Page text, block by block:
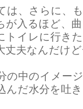
は、さらに、
が入るほど、
トイレに行き
丈夫なんだけ
の中のイメー
んだ水分を吐